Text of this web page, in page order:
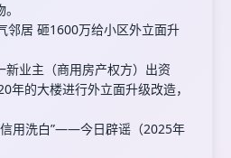
邻居 砸1600万给小区外立面升
业主（商用房产权方）出资
年的大楼进行外立面升级改造，
用洗白”——今日辟谣（2025年